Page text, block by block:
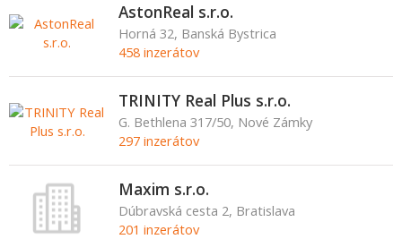
AstonReal s.r.o.
Horná 32, Banská Bystrica
458 inzerátov
TRINITY Real Plus s.r.o.
G. Bethlena 317/50, Nové Zámky
297 inzerátov
Maxim s.r.o.
Dúbravská cesta 2, Bratislava
201 inzerátov